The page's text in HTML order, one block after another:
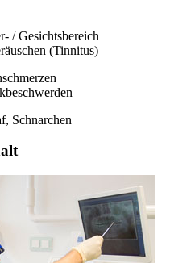
/ Gesichtsbereich
(Tinnitus)
Schnarchen